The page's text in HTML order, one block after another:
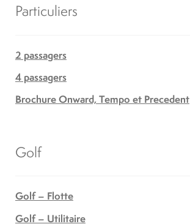
Particuliers
2 passagers
4 passagers
Brochure Onward, Tempo et Precedent
Golf
Golf – Flotte
Golf – Utilitaire